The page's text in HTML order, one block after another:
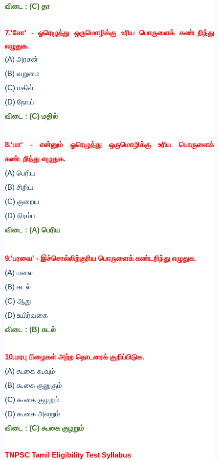
விடை : (C) தா
7.'சோ' - ஓரெழுத்து ஒருமொழிக்கு உரிய பொருளைக் கண்டறிந்து
எழுதுக.
(A) அரசன்
(B) வறுமை
(C) மதில்
(D) நோய்
விடை : (C) மதில்
8.'மா' - என்னும் ஓரெழுத்து ஒருமொழிக்கு உரிய பொருளைக்
கண்டறிந்து எழுதுக.
(A) பெரிய
(B) சிறிய
(C) குறைய
(D) நிரம்ப
விடை : (A) பெரிய
9.'பரவை' - இச்சொல்லிற்குரிய பொருளைக் கண்டறிந்து எழுதுக.
(A) மலை
(B) கடல்
(C) ஆறு
(D) உயிர்வகை
விடை : (B) கடல்
10.மரபு பிழைகள் அற்ற தொடரைக் குறிப்பிடுக.
(A) கூகை கூவும்
(B) கூகை குனுகும்
(C) கூகை குழறும்
(D) கூகை அலறும்
விடை : (C) கூகை குழறும்
TNPSC Tamil Eligibility Test Syllabus